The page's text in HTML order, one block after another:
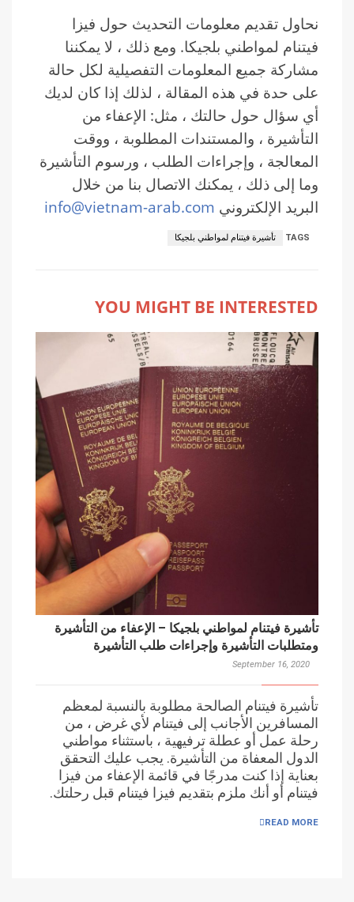
نحاول تقديم معلومات التحديث حول فيزا
فيتنام لمواطني بلجيكا. ومع ذلك ، لا يمكننا
مشاركة جميع المعلومات التفصيلية لكل حالة
على حدة في هذه المقالة ، لذلك إذا كان لديك
أي سؤال حول حالتك ، مثل: الإعفاء من
التأشيرة ، والمستندات المطلوبة ، ووقت
المعالجة ، وإجراءات الطلب ، ورسوم التأشيرة
وما إلى ذلك ، يمكنك الاتصال بنا من خلال
البريد الإلكتروني info@vietnam-arab.com
TAGS تأشيرة فيتنام لمواطني بلجيكا
YOU MIGHT BE INTERESTED
تأشيرة فيتنام لمواطني بلجيكا – الإعفاء من التأشيرة
ومتطلبات التأشيرة وإجراءات طلب التأشيرة
September 16, 2020
تأشيرة فيتنام الصالحة مطلوبة بالنسبة لمعظم
المسافرين الأجانب إلى فيتنام لأي غرض ، من
رحلة عمل أو عطلة ترفيهية ، باستثناء مواطني
الدول المعفاة من التأشيرة. يجب عليك التحقق
بعناية إذا كنت مدرجًا في قائمة الإعفاء من فيزا
فيتنام أو أنك ملزم بتقديم فيزا فيتنام قبل رحلتك.
READ MORE